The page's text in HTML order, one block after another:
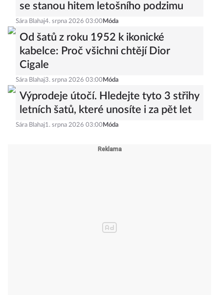
se stanou hitem letošního podzimu
Sára Blahaj4. srpna 2026 03:00 Móda
Od šatů z roku 1952 k ikonické
kabelce: Proč všichni chtějí Dior
Cigale
Sára Blahaj3. srpna 2026 03:00 Móda
Výprodeje útočí. Hledejte tyto 3 střihy
letních šatů, které unosíte i za pět let
Sára Blahaj1. srpna 2026 03:00 Móda